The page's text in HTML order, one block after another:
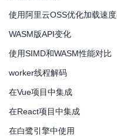
使用阿里云OSS优化加载速度
WASM版API变化
使用SIMD和WASM性能对比
worker线程解码
在Vue项目中集成
在React项目中集成
在白鹭引擎中使用